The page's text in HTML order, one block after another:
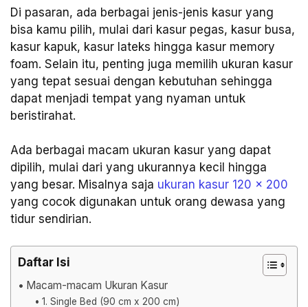
Di pasaran, ada berbagai jenis-jenis kasur yang
bisa kamu pilih, mulai dari kasur pegas, kasur busa,
kasur kapuk, kasur lateks hingga kasur memory
foam. Selain itu, penting juga memilih ukuran kasur
yang tepat sesuai dengan kebutuhan sehingga
dapat menjadi tempat yang nyaman untuk
beristirahat.
Ada berbagai macam ukuran kasur yang dapat
dipilih, mulai dari yang ukurannya kecil hingga
yang besar. Misalnya saja ukuran kasur 120 x 200
yang cocok digunakan untuk orang dewasa yang
tidur sendirian.
Daftar Isi
Macam-macam Ukuran Kasur
1. Single Bed (90 cm x 200 cm)